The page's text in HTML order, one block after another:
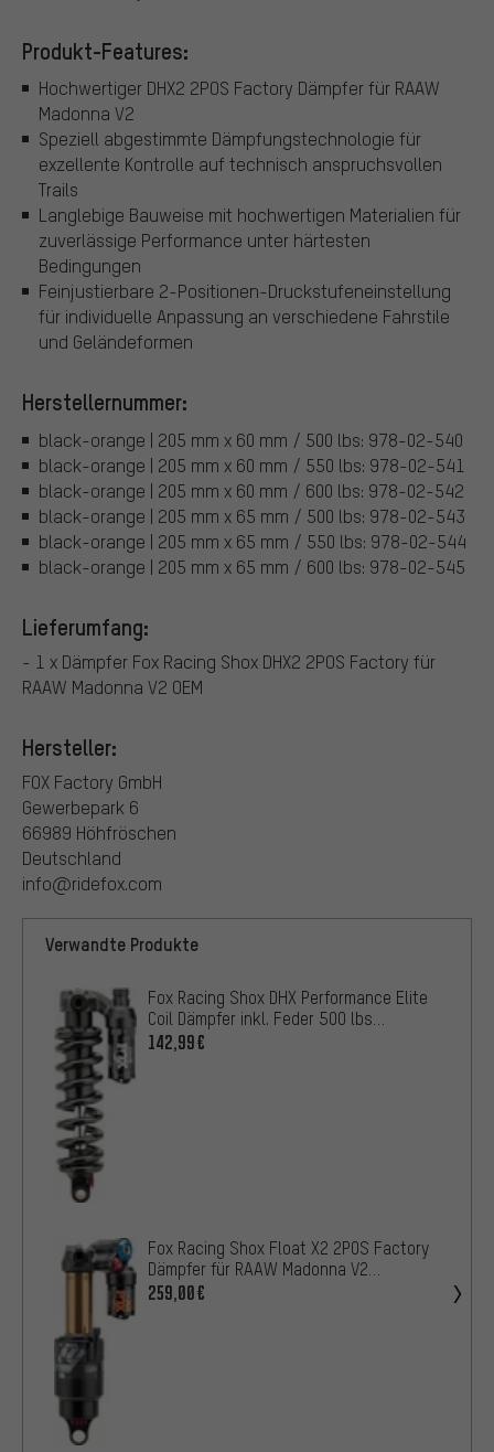
Produkt-Features:
Hochwertiger DHX2 2POS Factory Dämpfer für RAAW
Madonna V2
Speziell abgestimmte Dämpfungstechnologie für
exzellente Kontrolle auf technisch anspruchsvollen
Trails
Langlebige Bauweise mit hochwertigen Materialien für
zuverlässige Performance unter härtesten
Bedingungen
Feinjustierbare 2-Positionen-Druckstufeneinstellung
für individuelle Anpassung an verschiedene Fahrstile
und Geländeformen
Herstellernummer:
black-orange | 205 mm x 60 mm / 500 lbs: 978-02-540
black-orange | 205 mm x 60 mm / 550 lbs: 978-02-541
black-orange | 205 mm x 60 mm / 600 lbs: 978-02-542
black-orange | 205 mm x 65 mm / 500 lbs: 978-02-543
black-orange | 205 mm x 65 mm / 550 lbs: 978-02-544
black-orange | 205 mm x 65 mm / 600 lbs: 978-02-545
Lieferumfang:
- 1 x Dämpfer Fox Racing Shox DHX2 2POS Factory für
RAAW Madonna V2 OEM
Hersteller:
FOX Factory GmbH
Gewerbepark 6
66989 Höhfröschen
Deutschland
info@ridefox.com
Verwandte Produkte
Fox Racing Shox DHX Performance Elite
Coil Dämpfer inkl. Feder 500 lbs
Werkstattverp.
142,99€
Fox Racing Shox Float X2 2POS Factory
Dämpfer für RAAW Madonna V2
Werkstattverpackung
259,00€